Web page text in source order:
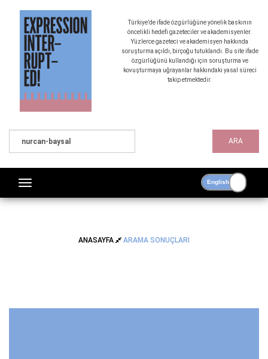
Türkiye’de ifade özgürlüğüne yönelik baskının
öncelikli hedefi gazeteciler ve akademisyenler.
Yüzlerce gazeteci ve akademisyen hakkında
soruşturma açıldı, birçoğu tutuklandı. Bu site ifade
özgürlüğünü kullandığı için soruşturma ve
kovuşturmaya uğrayanlar hakkındaki yasal süreci
takip etmektedir.
ARA
ANASAYFA ARAMA SONUÇLARI